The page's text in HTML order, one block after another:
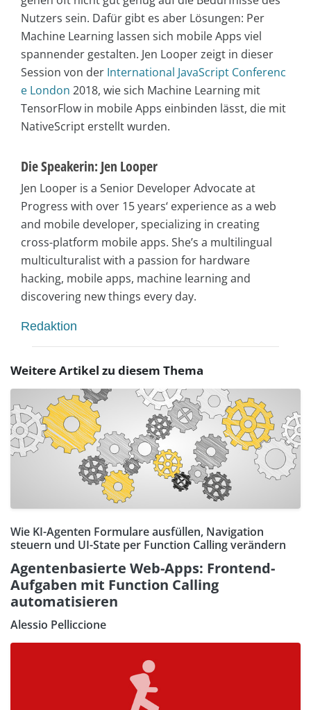
Nutzers sein. Dafür gibt es aber Lösungen: Per
Machine Learning lassen sich mobile Apps viel
spannender gestalten. Jen Looper zeigt in dieser
Session von der International JavaScript Conferenc
e London 2018, wie sich Machine Learning mit
TensorFlow in mobile Apps einbinden lässt, die mit
NativeScript erstellt wurden.
Die Speakerin: Jen Looper
Jen Looper is a Senior Developer Advocate at
Progress with over 15 years‘ experience as a web
and mobile developer, specializing in creating
cross-platform mobile apps. She’s a multilingual
multiculturalist with a passion for hardware
hacking, mobile apps, machine learning and
discovering new things every day.
Redaktion
Weitere Artikel zu diesem Thema
Wie KI-Agenten Formulare ausfüllen, Navigation
steuern und UI-State per Function Calling verändern
Agentenbasierte Web-Apps: Frontend-
Aufgaben mit Function Calling
automatisieren
Alessio Pelliccione